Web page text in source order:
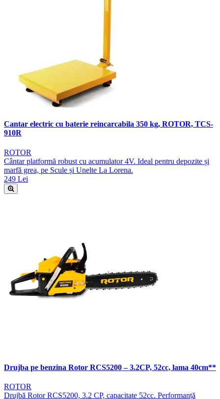
Cantar electric cu baterie reincarcabila 350 kg, ROTOR, TCS-
910R
ROTOR
Cântar platformă robust cu acumulator 4V. Ideal pentru depozite și
marfă grea, pe Scule și Unelte La Lorena.
249 Lei
Drujba pe benzina Rotor RCS5200 – 3.2CP, 52cc, lama 40cm**
ROTOR
Drujbă Rotor RCS5200, 3.2 CP, capacitate 52cc. Performanță